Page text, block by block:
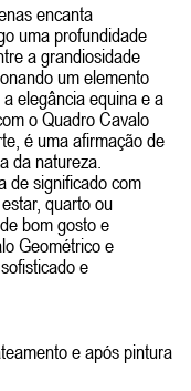
encanta
uma profundidade
a grandiosidade
um elemento
elegância equina e a
o Quadro Cavalo
é uma afirmação de
da natureza.
de significado com
quarto ou
bom gosto e
Geométrico e
e
e após pintura